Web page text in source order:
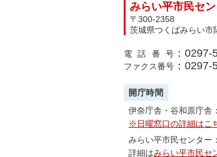
みらい平市民セ
〒300-2358
茨城県つくばみらい市
電話番号 ：0297-
ファクス番号 ：
開庁時間
伊奈庁舎・谷和原庁舎
※日曜窓口の詳細はこ
みらい平市民センター
詳細はみらい平市民セ